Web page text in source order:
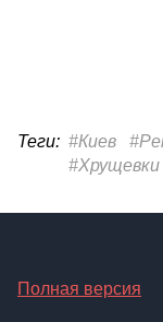
Теги: #Киев
#Хрущевки
Полная версия